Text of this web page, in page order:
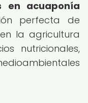
en acuaponía
perfecta de
la agricultura
nutricionales,